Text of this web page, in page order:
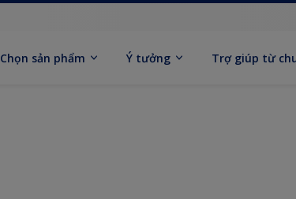
Chọn sản phẩm Ý tưởng Trợ giúp từ